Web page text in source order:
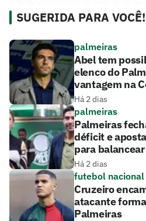
SUGERIDA PARA VOCÊ!
palmeiras
Abel tem
elenco do
vantagem na
Há 2 dias
palmeiras
Palmeiras
déficit e
para
Há 2 dias
futebol nacional
Cruzeiro
atacante
Palmeiras